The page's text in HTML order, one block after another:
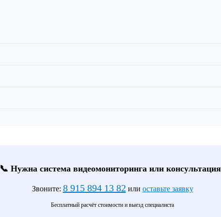
📞 Нужна система видеомониторинга или
Звоните: 8 915 894 13 82 или оставьте заявку
Бесплатный расчёт стоимости и выезд специалиста